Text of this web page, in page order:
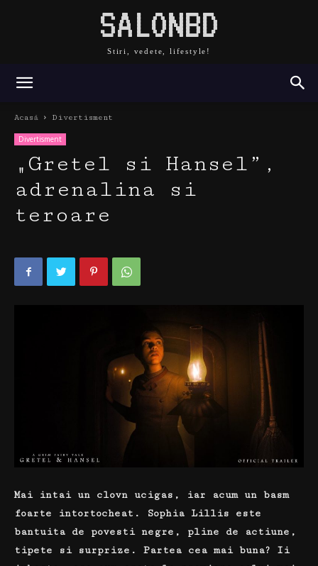
SALONBD
Stiri, vedete, lifestyle!
Acasă Divertisment
Divertisment
„Gretel si Hansel”,
adrenalina si
teroare
Mai intai un clovn ucigas, iar acum un basm
foarte intortocheat.
Sophia Lillis este
bantuita de povesti negre, pline de actiune,
tipete si surprize. Partea cea mai buna? Ii